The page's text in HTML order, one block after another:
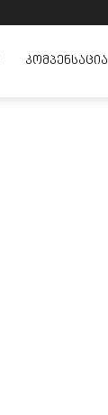
ᲙᲝᲛᲞᲔᲜᲡᲐᲪᲘᲐ